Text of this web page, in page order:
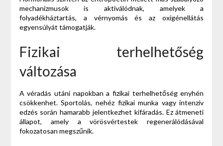
mechanizmusok is aktiválódnak, amelyek a
folyadékháztartás, a vérnyomás és az oxigénellátás
egyensúlyát támogatják.
Fizikai terhelhetőség
változása
A véradás utáni napokban a fizikai terhelhetőség enyhén
csökkenhet. Sportolás, nehéz fizikai munka vagy intenzív
edzés során hamarabb jelentkezhet kifáradás. Ez átmeneti
állapot, amely a vörösvértestek regenerálódásával
fokozatosan megszűnik.